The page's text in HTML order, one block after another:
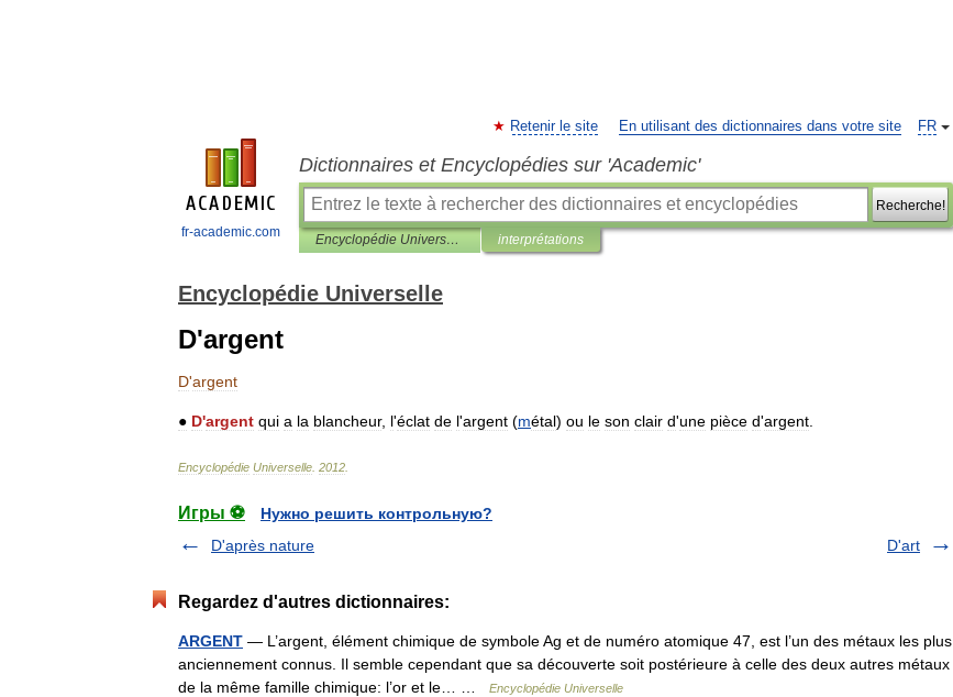
fr-academic.com
FR
Retenir le site En utilisant des dictionnaires dans votre site
Dictionnaires et Encyclopédies sur 'Academic'
Recherche!
Encyclopédie Universelle interprétations
Encyclopédie Universelle
D'argent
D'argent
● D'argent qui a la blancheur, l'éclat de l'argent (métal) ou le son clair d'une pièce d'argent
Encyclopédie Universelle 2012
Игры ⚽
Нужно решить контрольную?
D'après nature
D'art
Regardez d'autres dictionnaires:
ARGENT — L’argent, élément chimique de symbole Ag et de numéro atomique 47, est l’un des métaux les plus
anciennement connus. Il semble cependant que sa découverte soit postérieure à celle des deux autres métaux
de la même famille chimique: l’or et le… …
Encyclopédie Universelle